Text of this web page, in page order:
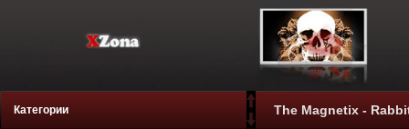
Категории The Magnetix -